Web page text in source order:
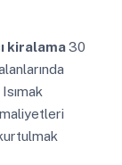
kiralama30